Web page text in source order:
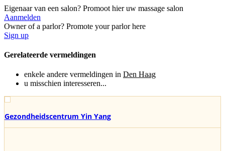
Eigenaar van een salon? Promoot hier uw massage salon
Aanmelden
Owner of a parlor? Promote your parlor here
Sign up
Gerelateerde vermeldingen
enkele andere vermeldingen in Den Haag
u misschien interesseren...
Gezondheidscentrum Yin Yang